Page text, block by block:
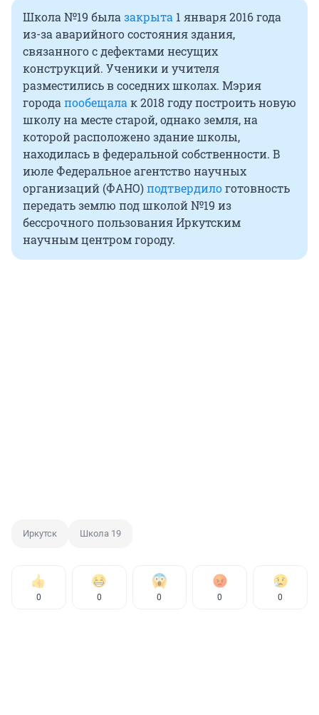
Школа №19 была закрыта 1 января 2016 года
из-за аварийного состояния здания,
связанного с дефектами несущих
конструкций. Ученики и учителя
разместились в соседних школах. Мэрия
города пообещала к 2018 году построить новую
школу на месте старой, однако земля, на
которой расположено здание школы,
находилась в федеральной собственности. В
июле Федеральное агентство научных
организаций (ФАНО)подтвердилоготовность
передать землю под школой №19 из
бессрочного пользования Иркутским
научным центром городу.
Иркутск Школа 19
0 0 0 0 0